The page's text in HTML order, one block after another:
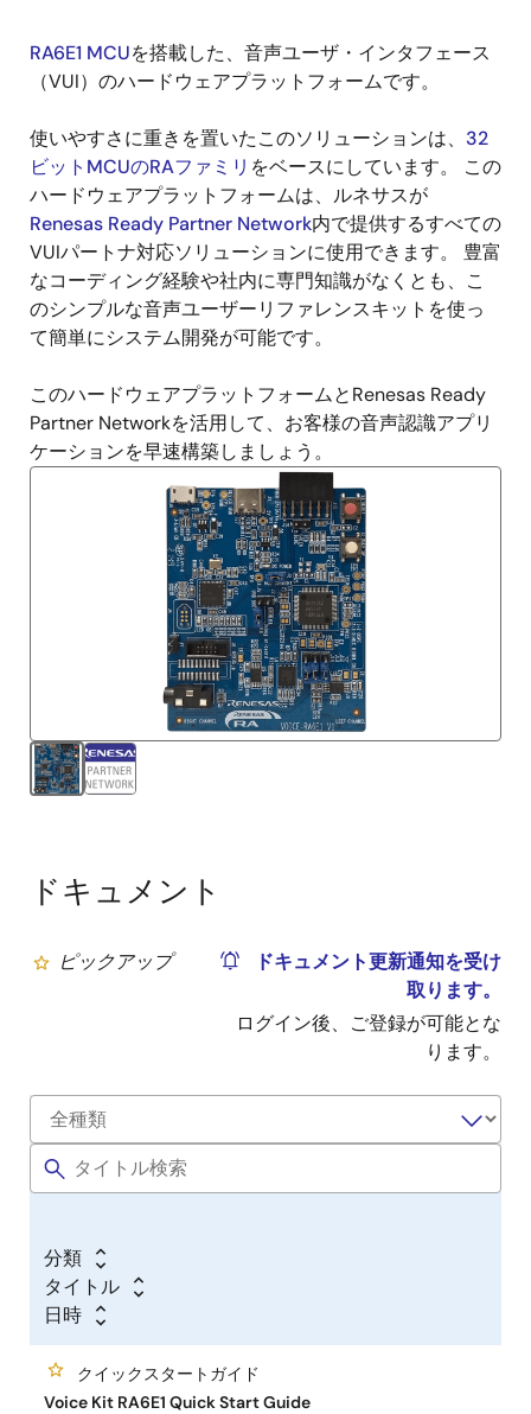
説
RA6E1 MCUを搭載した、音声ユーザ・インタフェース
（VUI）のハードウェアプラットフォームです。
使いやすさに重きを置いたこのソリューションは、 32
ビットMCUのRAファミリ をベースにしています。 この
ハードウェアプラットフォームは、ルネサスが
Renesas Ready Partner Network内で提供するすべての
VUIパートナ対応ソリューションに使用できます。 豊富
なコーディング経験や社内に専門知識がなくとも、こ
のシンプルな音声ユーザーリファレンスキットを使っ
て簡単にシステム開発が可能です。
このハードウェアプラットフォームとRenesas Ready
Partner Networkを活用して、お客様の音声認識アプリ
ケーションを早速構築しましょう。
ドキュメント
ピックアップ
ドキュメント更新通知を受け
取ります。
ログイン後、ご登録が可能とな
ります。
分類
タイトル
日時
クイックスタートガイド
Voice Kit RA6E1 Quick Start Guide